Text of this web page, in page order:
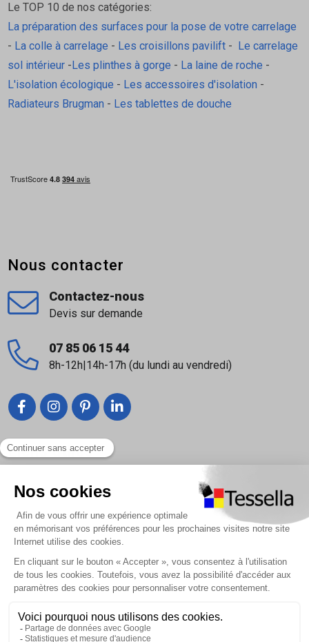
Appuis et Suspentes
2 ou la Suspente Intégra 2 (Isover,
compatibles pour la création d'un second lit
d'isolant ou d'une lame d'air ventilée).
Isolation Sous-Chevrons: Laine minérale ou
autre isolant en panneau/rouleau pour
Indispensable à poser du côté intérieur
FAQ (Foire aux questions)
À quoi sert exactement le panneau Deltarock ?
combles aménagés (entre chevrons) mais peut aussi
être utilisé en sous-face de plancher bois, entre solives,
avant la pose du plafond.
Pourquoi sa forme est-elle triangulaire ?
rectangles pour s’ajuster parfaitement entre chevrons ou
la pose.
Est-ce que ce panneau est inflammable ?
Non, la laine de roche du Deltarock est classée Euroclasse
A1, ce qui signifie qu’elle est incombustible.
Quelle est la performance thermique (isolation) de ce
panneau ?
W/m·K), ce qui lui permet d’atteindre des valeurs R allant
Le TOP 10 de nos catégories:
La préparation des surfaces pour la pose de votre carrelage
- La colle à carrelage - Les croisillons pavilift- Le carrelage
sol intérieur-Les plinthes à gorge - La laine de roche -
L'isolation écologique - Les accessoires d'isolation -
Radiateurs Brugman - Les tablettes de douche
Liens utiles
Nous contacter
À propos
Paiement sécurisé
Livraison | Retour client
Nos tutos
Connexion / Inscription
Nous contacter
Contactez-nous
Devis sur demande
07 85 06 15 44
8h-12h|14h-17h (du lundi au vendredi)